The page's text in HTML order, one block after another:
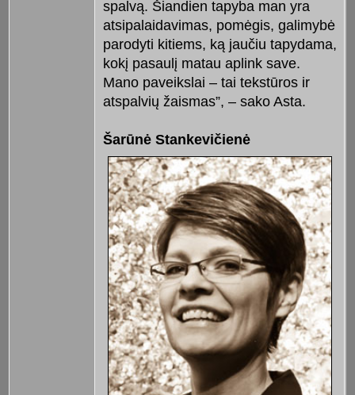
spalvą. Šiandien tapyba man yra
atsipalaidavimas, pomėgis, galimybė
parodyti kitiems, ką jaučiu tapydama,
kokį pasaulį matau aplink save.
Mano paveikslai – tai tekstūros ir
atspalvių žaismas”, – sako Asta.
Šarūnė Stankevičienė